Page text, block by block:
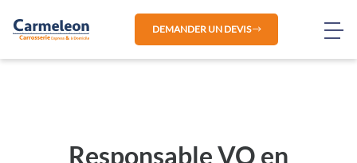
DEMANDER UN DEVIS
Responsable VO en